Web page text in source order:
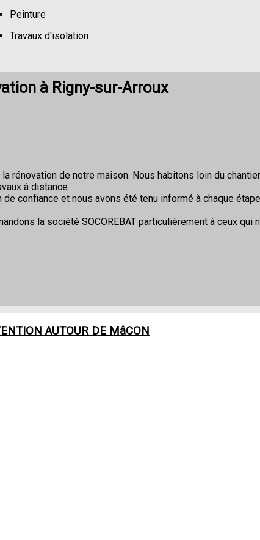
Peinture
Travaux d'isolation
à Rigny-sur-Arroux
rénovation de notre maison. Nous habitons loin du
à distance.
de confiance et nous avons été tenu informé à chaque
la société SOCOREBAT particulièrement à ceux qui
AUTOUR DE MâCON